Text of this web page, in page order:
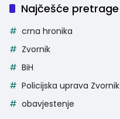
Najčešće pretrage
crna hronika
Zvornik
BiH
Policijska uprava Zvornik
obavjestenje